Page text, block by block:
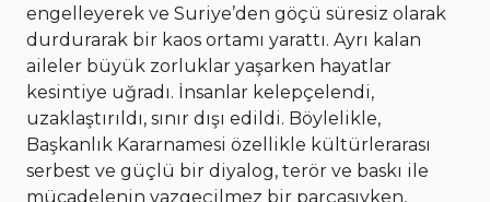
engelleyerek ve Suriye’den göçü süresiz olarak
durdurarak bir kaos ortamı yarattı. Ayrı kalan
aileler büyük zorluklar yaşarken hayatlar
kesintiye uğradı. İnsanlar kelepçelendi,
uzaklaştırıldı, sınır dışı edildi. Böylelikle,
Başkanlık Kararnamesi özellikle kültürlerarası
serbest ve güçlü bir diyalog, terör ve baskı ile
mücadelenin vazgeçilmez bir parçasıyken,